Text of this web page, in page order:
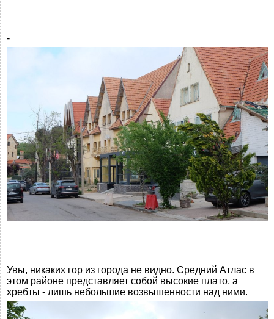
-
Увы, никаких гор из города не видно. Средний Атлас в
этом районе представляет собой высокие плато, а
хребты - лишь небольшие возвышенности над ними.